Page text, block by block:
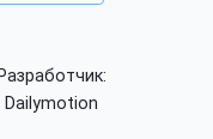
Разработчик:
Dailymotion